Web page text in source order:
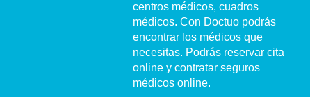
centros médicos, cuadros
médicos. Con Doctuo podrás
encontrar los médicos que
necesitas. Podrás reservar cita
online y contratar seguros
médicos online.